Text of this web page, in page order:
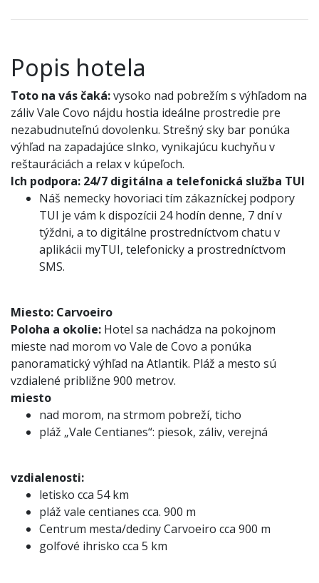
Popis hotela
Toto na vás čaká:vysoko nad pobrežím s výhľadom na
záliv Vale Covo nájdu hostia ideálne prostredie pre
nezabudnuteľnú dovolenku. Strešný sky bar ponúka
výhľad na zapadajúce slnko, vynikajúcu kuchyňu v
reštauráciách a relax v kúpeľoch.
Ich podpora: 24/7 digitálna a telefonická služba TUI
Náš nemecky hovoriaci tím zákazníckej podpory
TUI je vám k dispozícii 24 hodín denne, 7 dní v
týždni, a to digitálne prostredníctvom chatu v
aplikácii myTUI, telefonicky a prostredníctvom
SMS.
Miesto: Carvoeiro
Poloha a okolie: Hotel sa nachádza na pokojnom
mieste nad morom vo Vale de Covo a ponúka
panoramatický výhľad na Atlantik. Pláž a mesto sú
vzdialené približne 900 metrov.
miesto
nad morom, na strmom pobreží, ticho
pláž „Vale Centianes“: piesok, záliv, verejná
vzdialenosti:
letisko cca 54 km
pláž vale centianes cca. 900 m
Centrum mesta/dediny Carvoeiro cca 900 m
golfové ihrisko cca 5 km